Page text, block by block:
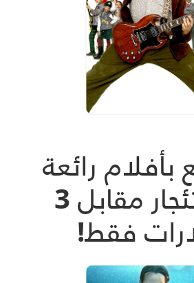
رائعة
للاستئجار مقابل 3
فقط!